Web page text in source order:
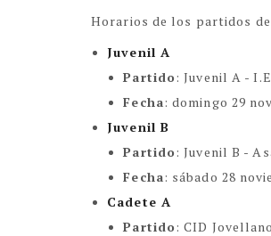
Horarios de los partidos
Juvenil A
Partido:Juvenil A -
Fecha: domingo 29
Juvenil B
Partido:Juvenil B -
Fecha: sábado 28
Cadete A
Partido:CID